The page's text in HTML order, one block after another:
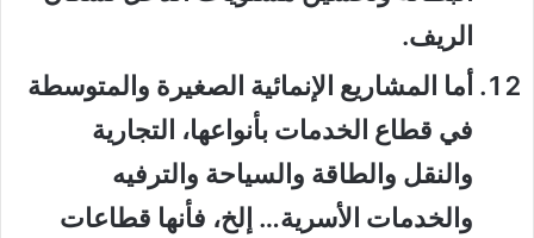
الريف.
أما المشاريع الإنمائية الصغيرة والمتوسطة
في قطاع الخدمات بأنواعها، التجارية
والنقل والطاقة والسياحة والترفيه
والخدمات الأسرية… إلخ، فأنها قطاعات